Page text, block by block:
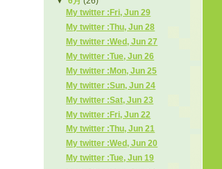
My twitter :Fri, Jun 29
My twitter :Thu, Jun 28
My twitter :Wed, Jun 27
My twitter :Tue, Jun 26
My twitter :Mon, Jun 25
My twitter :Sun, Jun 24
My twitter :Sat, Jun 23
My twitter :Fri, Jun 22
My twitter :Thu, Jun 21
My twitter :Wed, Jun 20
My twitter :Tue, Jun 19